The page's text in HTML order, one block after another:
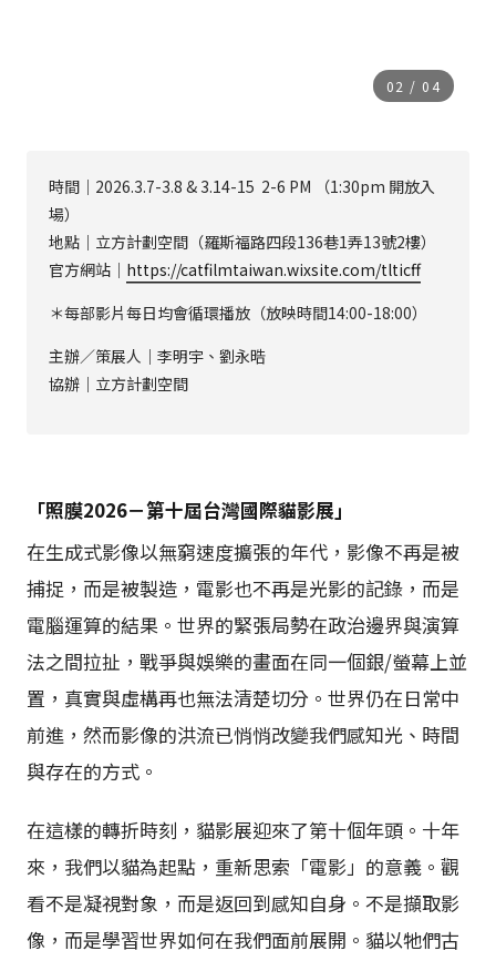
02 / 04
「照膜2026－第十屆台灣國際貓影展」
在生成式影像以無窮速度擴張的年代，影像不再是被
捕捉，而是被製造，電影也不再是光影的記錄，而是
電腦運算的結果。世界的緊張局勢在政治邊界與演算
法之間拉扯，戰爭與娛樂的畫面在同一個銀/螢幕上並
置，真實與虛構再也無法清楚切分。世界仍在日常中
前進，然而影像的洪流已悄悄改變我們感知光、時間
與存在的方式。
在這樣的轉折時刻，貓影展迎來了第十個年頭。十年
來，我們以貓為起點，重新思索「電影」的意義。觀
看不是凝視對象，而是返回到感知自身。不是擷取影
像，而是學習世界如何在我們面前展開。貓以牠們古
時間｜2026.3.7-3.8 & 3.14-15 2-6 PM （1:30pm 開放入
場）
地點｜立方計劃空間（羅斯福路四段136巷1弄13號2樓）
官方網站｜ https://catfilmtaiwan.wixsite.com/tlticff
＊每部影片每日均會循環播放（放映時間14:00-18:00）
主辦／策展人｜李明宇、劉永晧
協辦｜立方計劃空間